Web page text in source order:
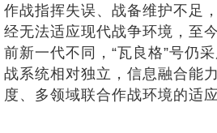
作战指挥失误、战备维护不足
经无法适应现代战争环境，至
前新一代不同，“瓦良格”号仍
战系统相对独立，信息融合能
度、多领域联合作战环境的适